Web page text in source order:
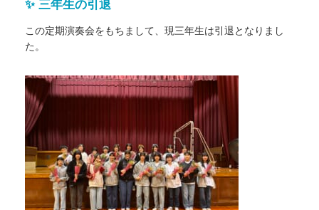
✨ 三年生の引退
この定期演奏会をもちまして、現三年生は引退となりまし
た。